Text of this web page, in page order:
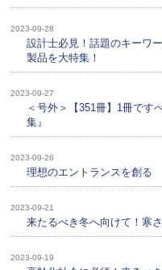
2023-09-28
設計士必見！話題のキーワ
製品を大特集！
2023-09-27
＜号外＞【351冊】1冊です
集』
2023-09-26
理想のエントランスを創る
2023-09-21
来たるべき冬へ向けて！寒
2023-09-19